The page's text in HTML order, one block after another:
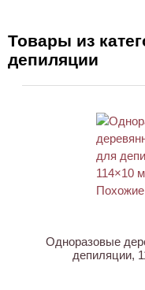
Товары из
депиляции
Одноразовые
депиляции,